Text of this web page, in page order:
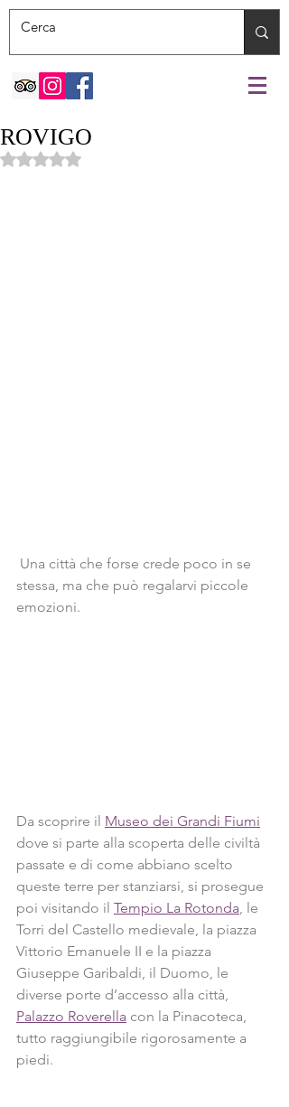
ROVIGO
Valutazione NaN stelle su 5.
stessa, ma che può regalarvi piccole
emozioni.
Da scoprire il Museo dei Grandi Fiumi
dove si parte alla scoperta delle civiltà
passate e di come abbiano scelto
queste terre per stanziarsi, si prosegue
poi visitando il Tempio La Rotonda , le
Torri del Castello medievale, la piazza
Vittorio Emanuele II e la piazza
Giuseppe Garibaldi, il Duomo, le
diverse porte d’accesso alla città,
Palazzo Roverella con la Pinacoteca,
tutto raggiungibile rigorosamente a
piedi.